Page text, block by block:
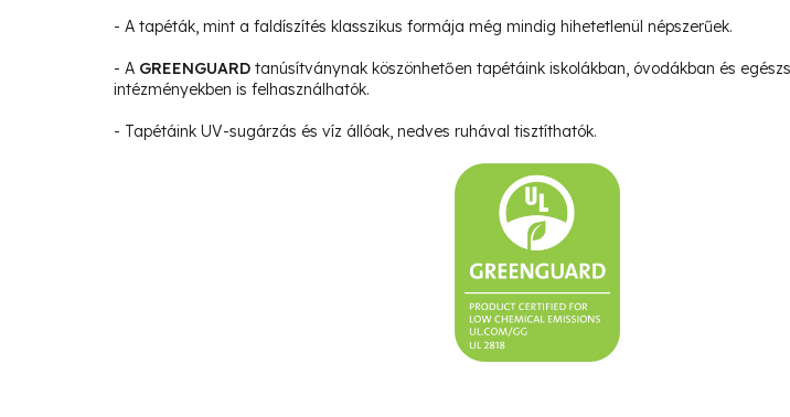
- A tapéták, mint a faldíszítés klasszikus formája még mindig hihetetlenül népszerűek.
- A GREENGUARD tanúsítványnak köszönhetően tapétáink iskolákban, óvodákban és
intézményekben is felhasználhatók.
- Tapétáink UV-sugárzás és víz állóak, nedves ruhával tisztíthatók.